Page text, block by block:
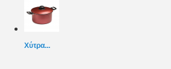
Χύτρα...